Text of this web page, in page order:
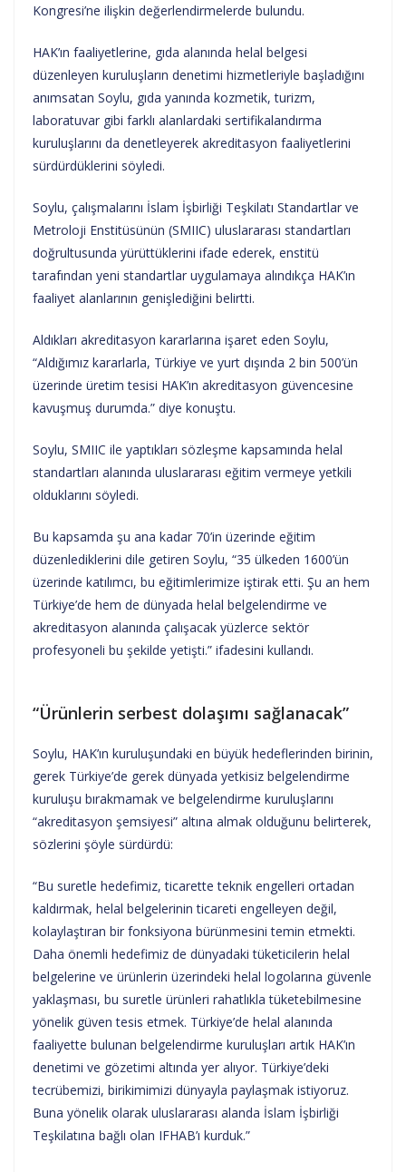
Kongresi’ne ilişkin değerlendirmelerde bulundu.
HAK’ın faaliyetlerine, gıda alanında helal belgesi
düzenleyen kuruluşların denetimi hizmetleriyle başladığını
anımsatan Soylu, gıda yanında kozmetik, turizm,
laboratuvar gibi farklı alanlardaki sertifikalandırma
kuruluşlarını da denetleyerek akreditasyon faaliyetlerini
sürdürdüklerini söyledi.
Soylu, çalışmalarını İslam İşbirliği Teşkilatı Standartlar ve
Metroloji Enstitüsünün (SMIIC) uluslararası standartları
doğrultusunda yürüttüklerini ifade ederek, enstitü
tarafından yeni standartlar uygulamaya alındıkça HAK’ın
faaliyet alanlarının genişlediğini belirtti.
Aldıkları akreditasyon kararlarına işaret eden Soylu,
“Aldığımız kararlarla, Türkiye ve yurt dışında 2 bin 500’ün
üzerinde üretim tesisi HAK’ın akreditasyon güvencesine
kavuşmuş durumda.” diye konuştu.
Soylu, SMIIC ile yaptıkları sözleşme kapsamında helal
standartları alanında uluslararası eğitim vermeye yetkili
olduklarını söyledi.
Bu kapsamda şu ana kadar 70’in üzerinde eğitim
düzenlediklerini dile getiren Soylu, “35 ülkeden 1600’ün
üzerinde katılımcı, bu eğitimlerimize iştirak etti. Şu an hem
Türkiye’de hem de dünyada helal belgelendirme ve
akreditasyon alanında çalışacak yüzlerce sektör
profesyoneli bu şekilde yetişti.” ifadesini kullandı.
“Ürünlerin serbest dolaşımı sağlanacak”
Soylu, HAK’ın kuruluşundaki en büyük hedeflerinden birinin,
gerek Türkiye’de gerek dünyada yetkisiz belgelendirme
kuruluşu bırakmamak ve belgelendirme kuruluşlarını
“akreditasyon şemsiyesi” altına almak olduğunu belirterek,
sözlerini şöyle sürdürdü:
“Bu suretle hedefimiz, ticarette teknik engelleri ortadan
kaldırmak, helal belgelerinin ticareti engelleyen değil,
kolaylaştıran bir fonksiyona bürünmesini temin etmekti.
Daha önemli hedefimiz de dünyadaki tüketicilerin helal
belgelerine ve ürünlerin üzerindeki helal logolarına güvenle
yaklaşması, bu suretle ürünleri rahatlıkla tüketebilmesine
yönelik güven tesis etmek. Türkiye’de helal alanında
faaliyette bulunan belgelendirme kuruluşları artık HAK’ın
denetimi ve gözetimi altında yer alıyor. Türkiye’deki
tecrübemizi, birikimimizi dünyayla paylaşmak istiyoruz.
Buna yönelik olarak uluslararası alanda İslam İşbirliği
Teşkilatına bağlı olan IFHAB’ı kurduk.”